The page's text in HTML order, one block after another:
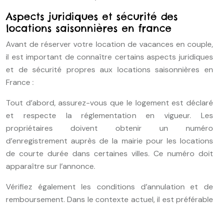
Aspects juridiques et sécurité des
locations saisonnières en france
Avant de réserver votre location de vacances en couple,
il est important de connaître certains aspects juridiques
et de sécurité propres aux locations saisonnières en
France :
Tout d’abord, assurez-vous que le logement est déclaré
et respecte la réglementation en vigueur. Les
propriétaires doivent obtenir un numéro
d’enregistrement auprès de la mairie pour les locations
de courte durée dans certaines villes. Ce numéro doit
apparaître sur l’annonce.
Vérifiez également les conditions d’annulation et de
remboursement. Dans le contexte actuel, il est préférable